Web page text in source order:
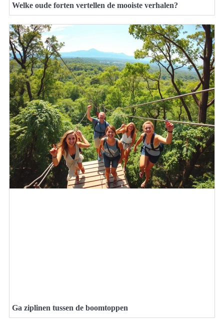
Welke oude forten vertellen de mooiste verhalen?
Ga ziplinen tussen de boomtoppen